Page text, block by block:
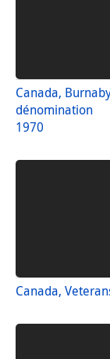
Canada,
dénomination
1970
Canada,